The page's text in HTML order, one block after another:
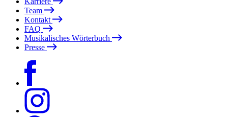
Team
Kontakt
FAQ
Musikalisches Wörterbuch
Presse